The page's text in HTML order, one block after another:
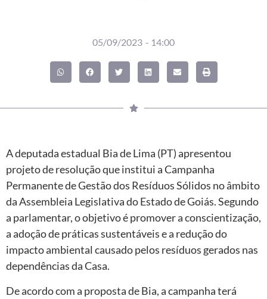
05/09/2023 - 14:00
A deputada estadual Bia de Lima (PT) apresentou
projeto de resolução que institui a Campanha
Permanente de Gestão dos Resíduos Sólidos no âmbito
da Assembleia Legislativa do Estado de Goiás. Segundo
a parlamentar, o objetivo é promover a conscientização,
a adoção de práticas sustentáveis e a redução do
impacto ambiental causado pelos resíduos gerados nas
dependências da Casa.
De acordo com a proposta de Bia, a campanha terá